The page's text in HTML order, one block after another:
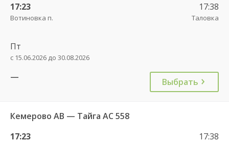
17:23
Вотиновка п.
17:38
Таловка
Пт
с 15.06.2026 до 30.08.2026
— Выбрать
Кемерово АВ — Тайга АС 558
17:23
17:38